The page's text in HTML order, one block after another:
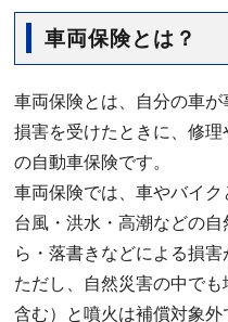
車両保険とは？
車両保険とは、自分の車
損害を受けたときに、修
の自動車保険です。
車両保険では、車やバイク
台風・洪水・高潮などの
ら・落書きなどによる損害
ただし、自然災害の中で
含む）と噴火は補償対象外